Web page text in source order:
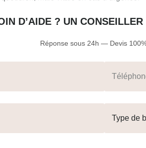
D’AIDE ? UN
Réponse sous 24h — Devis